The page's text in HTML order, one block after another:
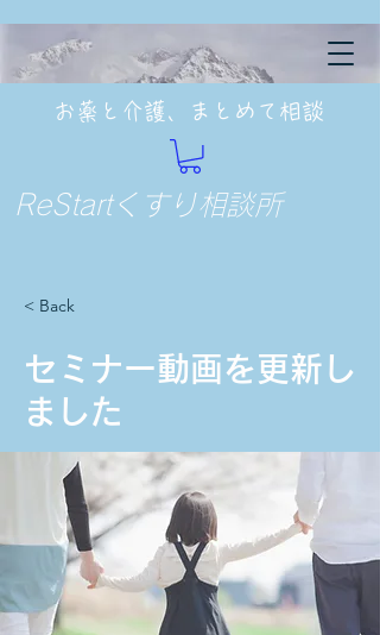
お薬と介護、まとめて相談
ReStartくすり相談所
< Back
セミナー動画を更新し
ました